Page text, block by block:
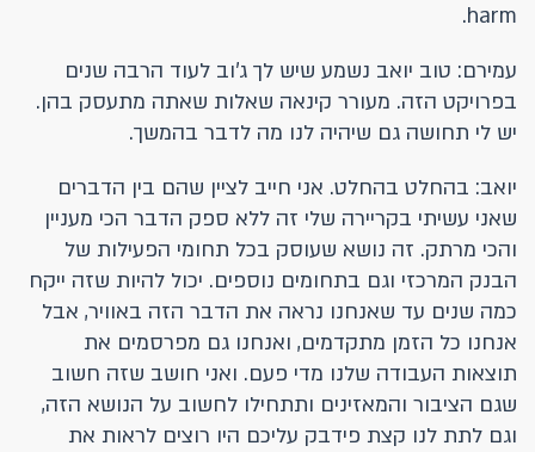
harm.
עמירם: טוב יואב נשמע שיש לך ג'וב לעוד הרבה שנים
בפרויקט הזה. מעורר קינאה שאלות שאתה מתעסק בהן.
יש לי תחושה גם שיהיה לנו מה לדבר בהמשך.
יואב: בהחלט בהחלט. אני חייב לציין שהם בין הדברים
שאני עשיתי בקריירה שלי זה ללא ספק הדבר הכי מעניין
והכי מרתק. זה נושא שעוסק בכל תחומי הפעילות של
הבנק המרכזי וגם בתחומים נוספים. יכול להיות שזה ייקח
כמה שנים עד שאנחנו נראה את הדבר הזה באוויר, אבל
אנחנו כל הזמן מתקדמים, ואנחנו גם מפרסמים את
תוצאות העבודה שלנו מדי פעם. ואני חושב שזה חשוב
שגם הציבור והמאזינים ותתחילו לחשוב על הנושא הזה,
וגם לתת לנו קצת פידבק עליכם היו רוצים לראות את